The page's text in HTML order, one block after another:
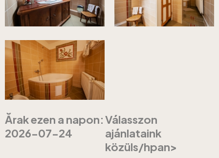
Ărak ezen a napon:
2026-07-24
Válasszon
ajánlataink
közüls/hpan>